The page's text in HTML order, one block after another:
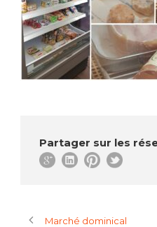
Partager sur les
Marché dominical